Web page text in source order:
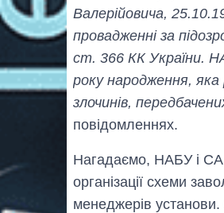
Валерійовича,
провадженні за
ст. 366 КК України.
року народження, яка
злочинів,
повідомленнях.
Нагадаємо, НАБУ і
організації схеми
менеджерів